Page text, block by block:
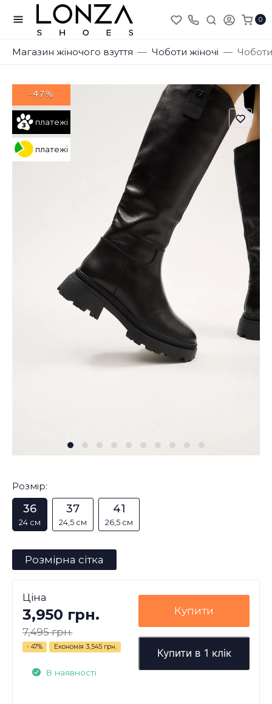
0
Магазин жіночого взуття Чоботи жіночі
платежі
платежі
-47%
Розмір:
36
24 см
37
24,5 см
41
26,5 см
Розмірна сітка
Ціна
3,950 грн.
7,495 грн.
- 47% Економія 3,545 грн.
В наявності
Купити
Купити в 1 клік